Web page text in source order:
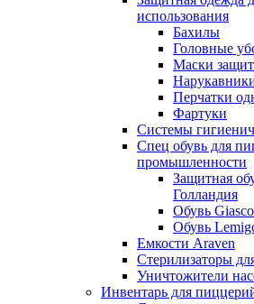
использования
Бахилы
Головные
Маски
Перчатки
Фартуки
Системы
Спец обувь для
промышленности
Защитная
Голландия
Обувь
Обувь
Емкости Araven
Стерилизаторы
Уничтожители
Инвентарь для